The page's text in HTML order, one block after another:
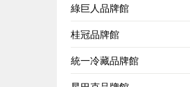
綠巨人品牌館
桂冠品牌館
統一冷藏品牌館